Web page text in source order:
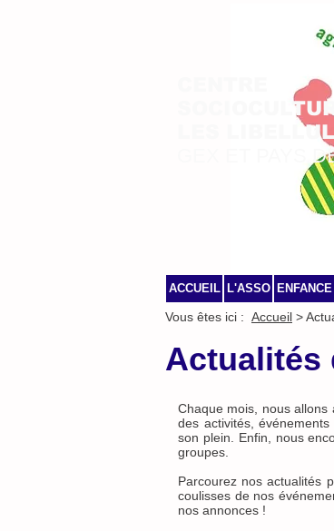
LES
GEX ET PAYS
ACCUEIL L'ASSO ENFANCE
Vous êtes ici : Accueil >
Actualités
Chaque mois, nous
des activités,
son plein. Enfin, nous
groupes.
Parcourez nos actualités
coulisses de nos
nos annonces !